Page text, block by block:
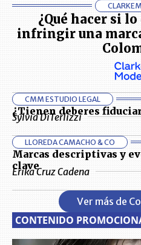
¿Qué hacer si
infringir una
CMM ESTUDIO LEGAL
¿Tienen deberes
Sylvia DiTerlizzi
LLOREDA CAMACHO & CO
Marcas descriptivas y
clave
Erika Cruz Cadena
Ver más de